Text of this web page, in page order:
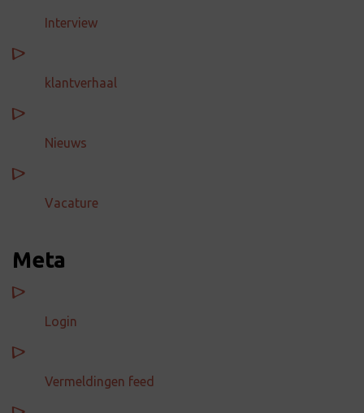
Interview
klantverhaal
Nieuws
Vacature
Meta
Login
Vermeldingen feed